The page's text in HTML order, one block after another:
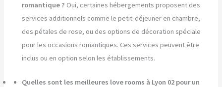
romantique ? Oui, certaines hébergements proposent des
services additionnels comme le petit-déjeuner en chambre,
des pétales de rose, ou des options de décoration spéciale
pour les occasions romantiques. Ces services peuvent être
inclus ou en option selon les établissements.
Quelles sont les meilleures love rooms à Lyon 02 pour un